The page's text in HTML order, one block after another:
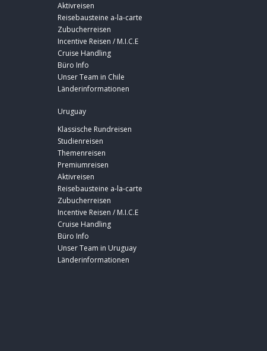
Aktivreisen
Reisebausteine a-la-carte
Zubucherreisen
Incentive Reisen / M.I.C.E
Cruise Handling
Büro Info
Unser Team in Chile
Länderinformationen
Uruguay
Klassische Rundreisen
Studienreisen
Themenreisen
Premiumreisen
Aktivreisen
Reisebausteine a-la-carte
Zubucherreisen
Incentive Reisen / M.I.C.E
Cruise Handling
Büro Info
Unser Team in Uruguay
Länderinformationen